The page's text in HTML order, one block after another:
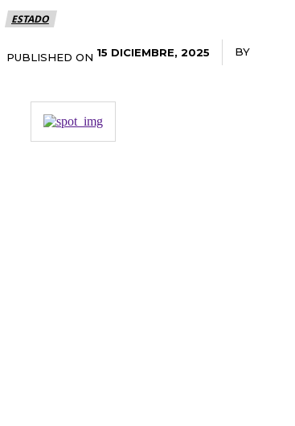
ESTADO
PUBLISHED ON 15 DICIEMBRE, 2025 BY